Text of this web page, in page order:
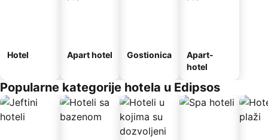
Hotel Apart hotel Gostionica
Apart-
hotel
Popularne kategorije hotela u Edipsos